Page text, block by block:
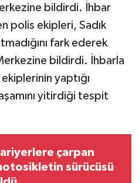
bildirdi. İhbar
polis ekipleri, Sadık
fark ederek
bildirdi. İhbarla
yaptığı
yitirdiği tespit
çarpan
sürücüsü